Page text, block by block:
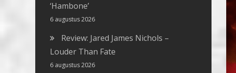
‘Hambone’
6 augustus 2026
Review: Jared James Nichols –
Louder Than Fate
6 augustus 2026